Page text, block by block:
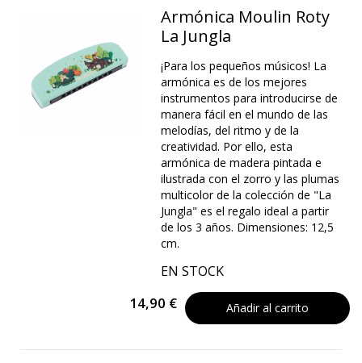
Armónica Moulin Roty
La Jungla
¡Para los pequeños músicos! La
armónica es de los mejores
instrumentos para introducirse de
manera fácil en el mundo de las
melodías, del ritmo y de la
creatividad. Por ello, esta
armónica de madera pintada e
ilustrada con el zorro y las plumas
multicolor de la colección de "La
Jungla" es el regalo ideal a partir
de los 3 años. Dimensiones: 12,5
cm.
EN STOCK
14,90 € Añadir al carrito